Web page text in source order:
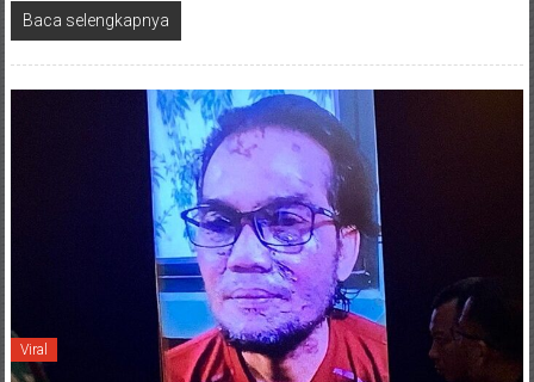
Baca selengkapnya
Viral